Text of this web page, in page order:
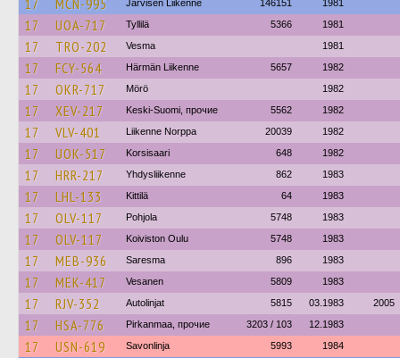
17 MCN-995 Järvisen Liikenne 146151 1981
17 UOA-717 Tyllilä 5366 1981
17 TRO-202 Vesma 1981
17 FCY-564 Härmän Liikenne 5657 1982
17 OKR-717 Mörö 1982
17 XEV-217 Keski-Suomi, прочие 5562 1982
17 VLV-401 Liikenne Norppa 20039 1982
17 UOK-517 Korsisaari 648 1982
17 HRR-217 Yhdysliikenne 862 1983
17 LHL-133 Kittilä 64 1983
17 OLV-117 Pohjola 5748 1983
17 OLV-117 Koiviston Oulu 5748 1983
17 MEB-936 Saresma 896 1983
17 MEK-417 Vesanen 5809 1983
17 RJV-352 Autolinjat 5815 03.1983 2005
17 HSA-776 Pirkanmaa, прочие 3203 / 103 12.1983
17 USN-619 Savonlinja 5993 1984